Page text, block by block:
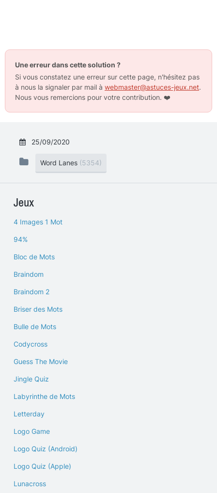
Une erreur dans cette solution ?
Si vous constatez une erreur sur cette page, n'hésitez pas
à nous la signaler par mail à webmaster@astuces-jeux.net.
Nous vous remercions pour votre contribution. ❤️
25/09/2020
Word Lanes (5354)
Jeux
4 Images 1 Mot
94%
Bloc de Mots
Braindom
Braindom 2
Briser des Mots
Bulle de Mots
Codycross
Guess The Movie
Jingle Quiz
Labyrinthe de Mots
Letterday
Logo Game
Logo Quiz (Android)
Logo Quiz (Apple)
Lunacross